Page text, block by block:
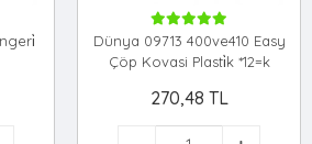
Dünya 09713 400ve410 Easy
Çöp Kovasi Plasti̇k *12=k
270,48 TL